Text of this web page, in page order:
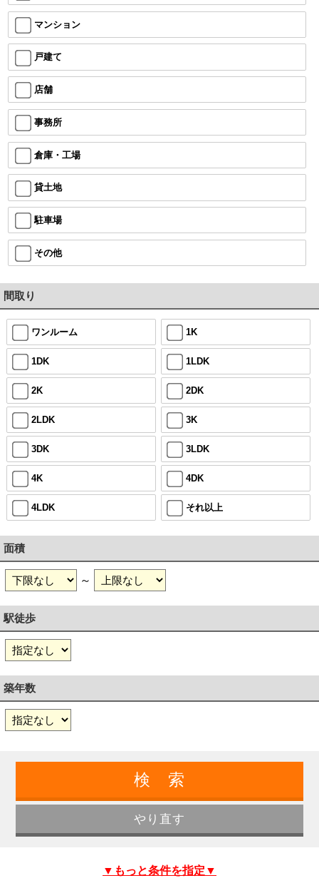
マンション
戸建て
店舗
事務所
倉庫・工場
貸土地
駐車場
その他
間取り
ワンルーム 1K
1DK 1LDK
2K 2DK
2LDK 3K
3DK 3LDK
4K 4DK
4LDK それ以上
面積
～
駅徒歩
築年数
▼もっと条件を指定▼